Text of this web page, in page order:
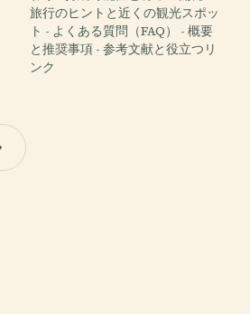
旅行のヒントと近くの観光スポッ
ト - よくある質問（FAQ） - 概要
と推奨事項 - 参考文献と役立つリ
ンク